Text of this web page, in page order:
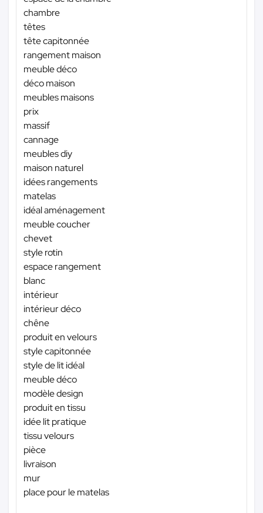
chambre
têtes
tête capitonnée
rangement maison
meuble déco
déco maison
meubles maisons
prix
massif
cannage
meubles diy
maison naturel
idées rangements
matelas
idéal aménagement
meuble coucher
chevet
style rotin
espace rangement
blanc
intérieur
intérieur déco
chêne
produit en velours
style capitonnée
style de lit idéal
meuble déco
modèle design
produit en tissu
idée lit pratique
tissu velours
pièce
livraison
mur
place pour le matelas